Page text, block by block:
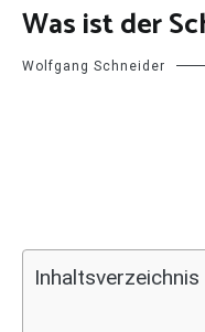
Was ist der
Wolfgang Schneider
Inhaltsverzeichnis